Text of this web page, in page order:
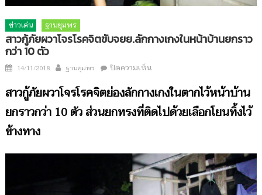
ข่าวเด่น ฐานชุมพร
สาวกู้ภัยผวาโจรโรคจิตขับจยย.ลักกางเกงในหน้าบ้านยกราว
กว่า 10 ตัว
Posted
14/11/2018 Author
ฐานชุมพร ปิดความเห็นบน
กู้ภัย
ผวา
โจร
ขับ
จยย.ลัก
กางเกง
สาวกู้ภัยผวาโจรโรคจิตย่องลักกางเกงในตากไว้หน้าบ้าน
ยกราวกว่า 10 ตัว ส่วนยกทรงที่ติดไปด้วยเลือกโยนทิ้งไว้
ข้างทาง